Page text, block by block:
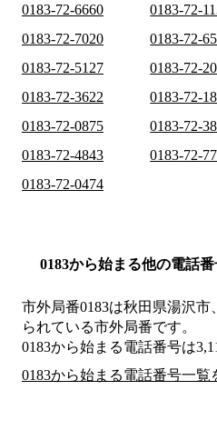
0183-72-6660
0183-72-
0183-72-7020
0183-72-
0183-72-5127
0183-72-
0183-72-3622
0183-72-
0183-72-0875
0183-72-
0183-72-4843
0183-72-
0183-72-0474
0183から始まる他の電話
市外局番0183は秋田県湯沢市
られている市外局番です。
0183から始まる電話番号は
0183から始まる電話番号一覧